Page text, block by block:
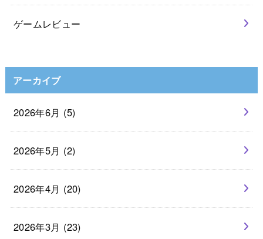
ゲームレビュー
アーカイブ
2026年6月 (5)
2026年5月 (2)
2026年4月 (20)
2026年3月 (23)